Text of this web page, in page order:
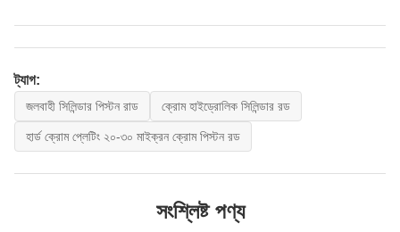
ট্যাগ:
জলবাহী সিলিন্ডার পিস্টন রাড ক্রোম হাইড্রোলিক সিলিন্ডার রড
হার্ড ক্রোম প্লেটিং ২০-৩০ মাইক্রন ক্রোম পিস্টন রড
সংশ্লিষ্ট পণ্য